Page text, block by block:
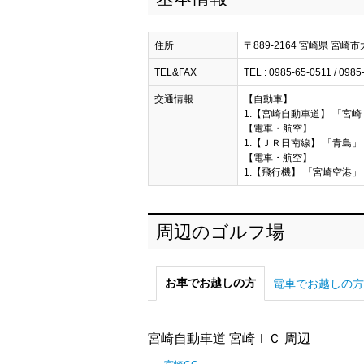
住所 〒889-2164 宮崎県 宮崎市
TEL&FAX TEL : 0985-65-0511 /
交通情報
【自動車】
1.【宮崎自動車道】 「宮
【電車・航空】
1.【ＪＲ日南線】 「青島
【電車・航空】
1.【飛行機】 「宮崎空港
周辺のゴルフ場
お車でお越しの方 電車でお越しの方
宮崎自動車道 宮崎ＩＣ 周辺